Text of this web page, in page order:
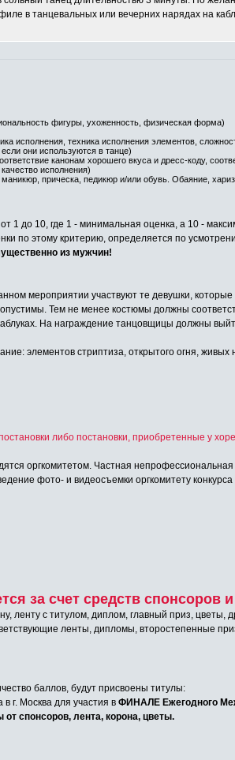
в танцевальных или вечерних нарядах на
фигуры, ухоженность, физическая форма)
исполнения, техника исполнения элементов,
они используются в танце)
канонам хорошего вкуса и дресс-коду,
исполнения)
прическа, педикюр и/или обувь. Обаяние,
1 до 10, где 1 - минимальная оценка, а 10 -
по этому критерию, определяется по
из мужчин!
мероприятии участвуют те девушки,
Тем не менее костюмы должны
На награждение танцовщицы должны
элементов стриптиза, открытого огня,
либо постановки, приобретенные у
оргкомитетом. Частная
фото- и видеосъемки оргкомитету
за счет средств спонсоров
ленту с титулом, диплом, главный приз, цветы,
ленты, дипломы, второстепенные
баллов, будут присвоены титулы:
в г. Москва для участия в ФИНАЛЕ Ежегодного
спонсоров, лента, корона, цветы.